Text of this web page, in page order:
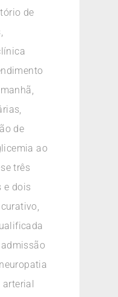
de
de
ao
três
e dois